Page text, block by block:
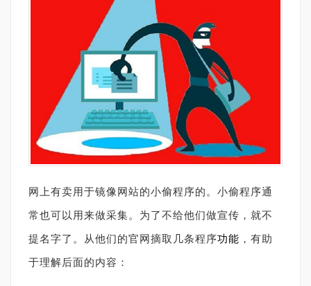
网上有卖用于镜像网站的小偷程序的。小偷程序通
常也可以用来做采集。为了不给他们做宣传，就不
提名字了。从他们的官网摘取几条程序功能 ，有助
于理解后面的内容：